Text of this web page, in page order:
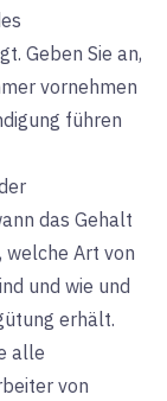
Geben Sie an,
vornehmen
führen
das Gehalt
welche Art von
und wie und
erhält.
alle
von